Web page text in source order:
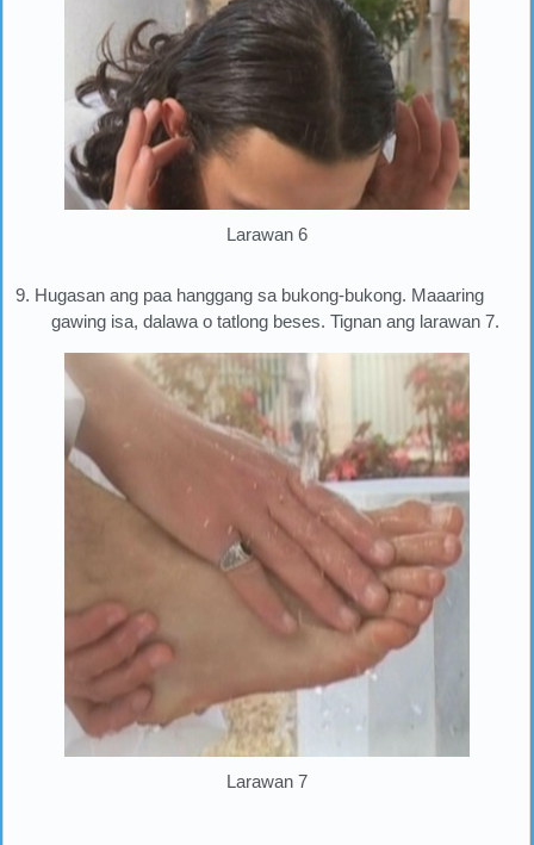
Larawan 6
9. Hugasan ang paa hanggang sa bukong-bukong. Maaaring
gawing isa, dalawa o tatlong beses. Tignan ang larawan 7.
Larawan 7